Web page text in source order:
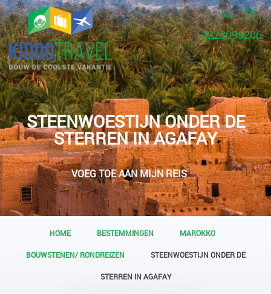
NL FR
+3223095206
STEENWOESTIJN ONDER DE
STERREN IN AGAFAY
VOEG TOE AAN MIJN REIS
HOME BESTEMMINGEN MAROKKO
BOUWSTENEN/ RONDREIZEN STEENWOESTIJN ONDER DE
STERREN IN AGAFAY